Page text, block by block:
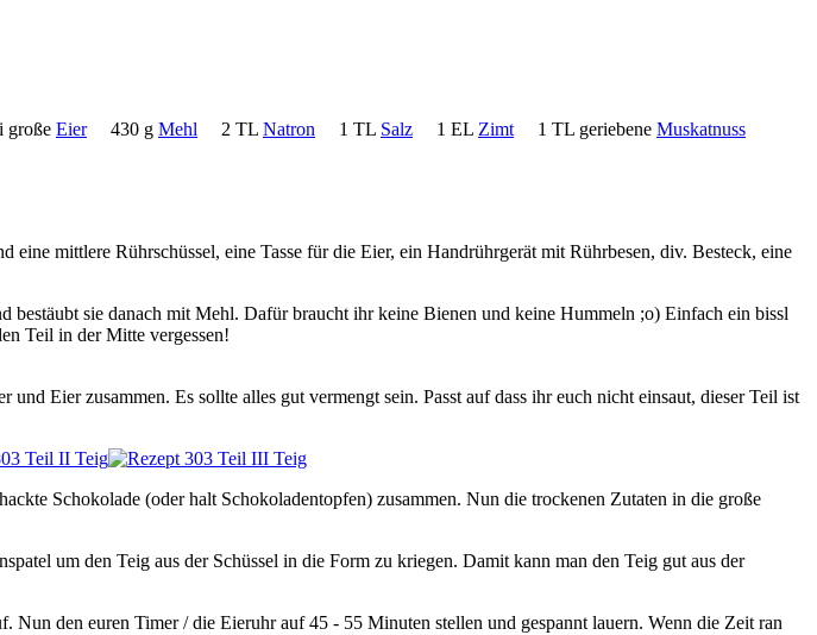
große Eier 430 g Mehl 2 TL Natron 1 TL Salz 1 EL Zimt 1 TL geriebene Muskatnuss
mittlere Rührschüssel, eine Tasse für die Eier, ein Handrührgerät mit Rührbesen, div. Besteck, eine
sie danach mit Mehl. Dafür braucht ihr keine Bienen und keine Hummeln ;o) Einfach ein bissl
Teil in der Mitte vergessen!
Eier zusammen. Es sollte alles gut vermengt sein. Passt auf dass ihr euch nicht einsaut, dieser Teil ist
Schokolade (oder halt Schokoladentopfen) zusammen. Nun die trockenen Zutaten in die große
um den Teig aus der Schüssel in die Form zu kriegen. Damit kann man den Teig gut aus der
den euren Timer / die Eieruhr auf 45 - 55 Minuten stellen und gespannt lauern. Wenn die Zeit ran